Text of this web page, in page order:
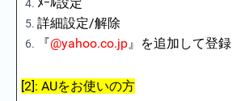
詳細設定/解除
『@yahoo.co.jp』を追加して登録
[2]: AUをお使いの方